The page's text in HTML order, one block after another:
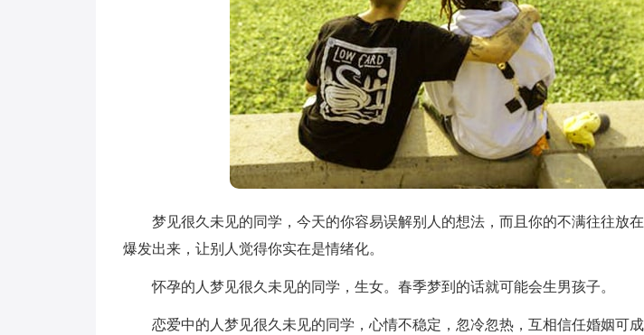
梦见很久未见的同学，今天的你容易误解别人的想法，而且你的不满往往放
爆发出来，让别人觉得你实在是情绪化。
怀孕的人梦见很久未见的同学，生女。春季梦到的话就可能会生男孩子。
恋爱中的人梦见很久未见的同学，心情不稳定，忽冷忽热，互相信任婚姻可成